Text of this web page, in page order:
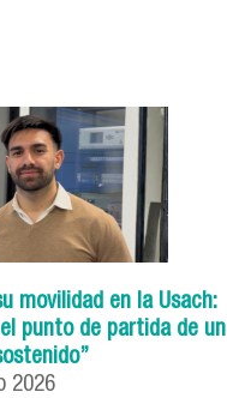
movilidad en la Usach:
punto de partida de un
2026